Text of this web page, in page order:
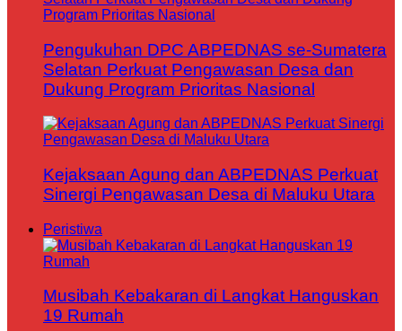
Pengukuhan DPC ABPEDNAS se-Sumatera
Selatan Perkuat Pengawasan Desa dan
Dukung Program Prioritas Nasional
Kejaksaan Agung dan ABPEDNAS Perkuat
Sinergi Pengawasan Desa di Maluku Utara
Peristiwa
Musibah Kebakaran di Langkat Hanguskan
19 Rumah